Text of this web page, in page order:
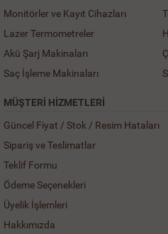
Monitörler ve Kayıt Cihazları
Lazer Termometreler
Akü Şarj Makinaları
Saç İşleme Makinaları
MÜŞTERI HIZMETLERI
Güncel Fiyat / Stok / Resim Hataları
Sipariş ve Teslimatlar
Teklif Formu
Ödeme Seçenekleri
Üyelik İşlemleri
Hakkımızda